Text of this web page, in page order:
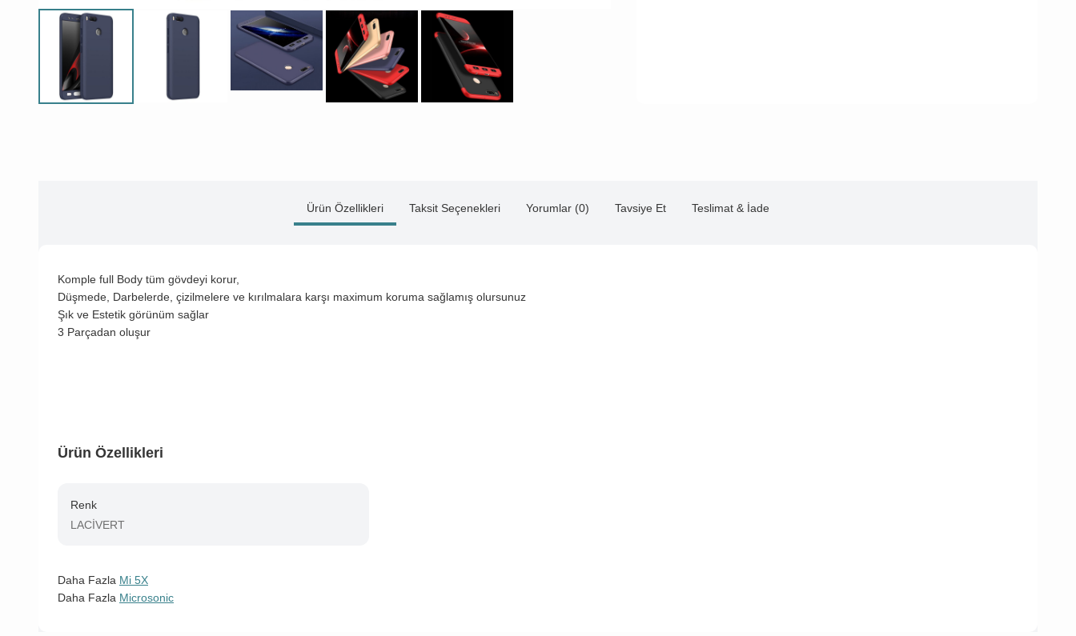
Ürün Özellikleri Taksit Seçenekleri Yorumlar (0) Tavsiye Et Teslimat & İade
Komple full Body tüm gövdeyi korur,
Düşmede, Darbelerde, çizilmelere ve kırılmalara karşı maximum koruma sağlamış olursunuz
Şık ve Estetik görünüm sağlar
3 Parçadan oluşur
Ürün Özellikleri
Renk
LACİVERT
Daha Fazla Mi 5X
Daha Fazla Microsonic